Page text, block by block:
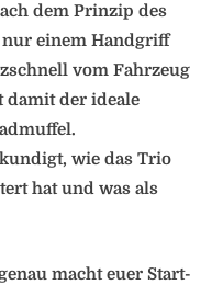
dem Prinzip des
nur einem Handgriff
vom Fahrzeug
damit der ideale
wie das Trio
hat und was als
macht euer Start-